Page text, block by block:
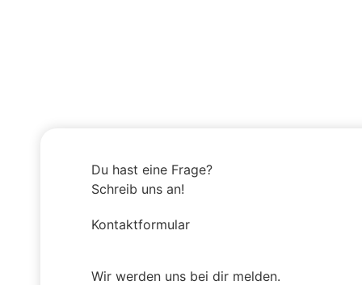
Du hast eine Frage?
Schreib uns an!
Kontaktformular
Wir werden uns bei dir melden.